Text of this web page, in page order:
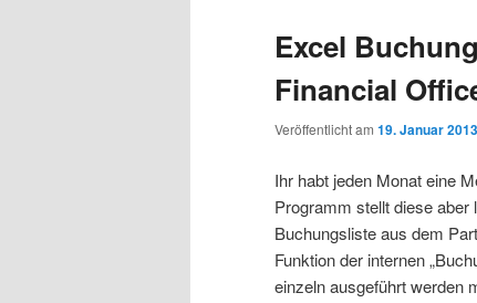
Excel
Financial
Veröffentlicht am 19. Januar 2013
Ihr habt jeden Monat eine
Programm stellt diese aber
Buchungsliste aus dem
Funktion der internen
einzeln ausgeführt werden